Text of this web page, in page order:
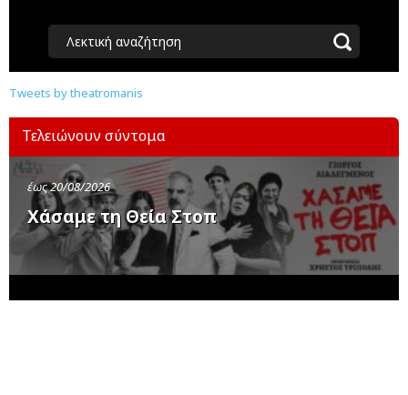
Λεκτική αναζήτηση
Tweets by theatromanis
Τελειώνουν σύντομα
έως 20/08/2026
Χάσαμε τη Θεία Στοπ